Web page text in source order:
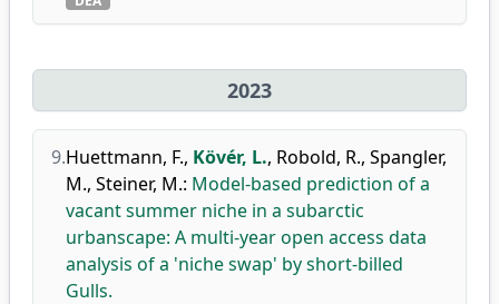
2023
9.Huettmann, F., Kövér, L., Robold, R., Spangler,
M., Steiner, M.: Model-based prediction of a
vacant summer niche in a subarctic
urbanscape: A multi-year open access data
analysis of a 'niche swap' by short-billed
Gulls.